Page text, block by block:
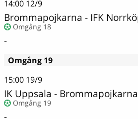
14:00 12/9
Brommapojkarna - IFK
Omgång 18
-
Omgång 19
15:00 19/9
IK Uppsala - Brommapojkarna
Omgång 19
-